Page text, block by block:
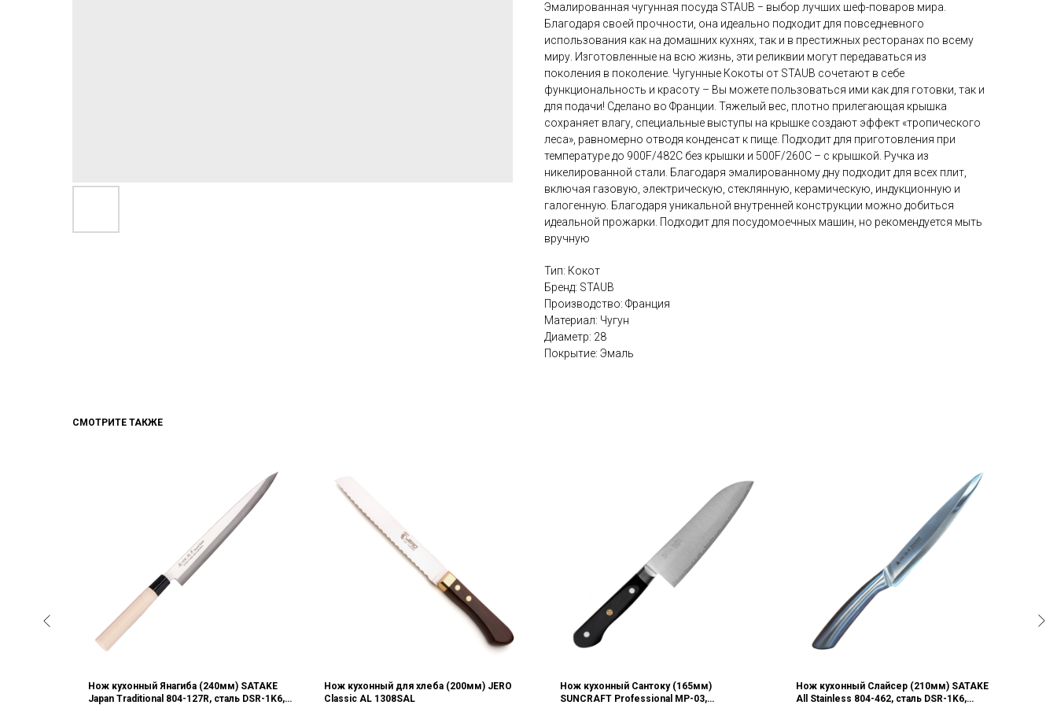
Эмалированная чугунная посуда STAUB − выбор лучших шеф-поваров мира.
Благодаря своей прочности, она идеально подходит для повседневного
использования как на домашних кухнях, так и в престижных ресторанах по всему
миру. Изготовленные на всю жизнь, эти реликвии могут передаваться из
поколения в поколение. Чугунные Кокоты от STAUB сочетают в себе
функциональность и красоту – Вы можете пользоваться ими как для готовки, так и
для подачи! Сделано во Франции. Тяжелый вес, плотно прилегающая крышка
сохраняет влагу, специальные выступы на крышке создают эффект «тропического
леса», равномерно отводя конденсат к пище. Подходит для приготовления при
температуре до 900F/482C без крышки и 500F/260C – с крышкой. Ручка из
никелированной стали. Благодаря эмалированному дну подходит для всех плит,
включая газовую, электрическую, стеклянную, керамическую, индукционную и
галогенную. Благодаря уникальной внутренней конструкции можно добиться
идеальной прожарки. Подходит для посудомоечных машин, но рекомендуется мыть
вручную
Тип: Кокот
Бренд: STAUB
Производство: Франция
Материал: Чугун
Диаметр: 28
Покрытие: Эмаль
СМОТРИТЕ ТАКЖЕ
Нож кухонный Янагиба (240мм) SATAKE
Japan Traditional 804-127R, сталь DSR-1K6,
Нож кухонный для хлеба (200мм) JERO
Classic AL 1308SAL
Нож кухонный Сантоку (165мм)
SUNCRAFT Professional MP-03,
Нож кухонный Слайсер (210мм) SATAKE
All Stainless 804-462, сталь DSR-1K6,